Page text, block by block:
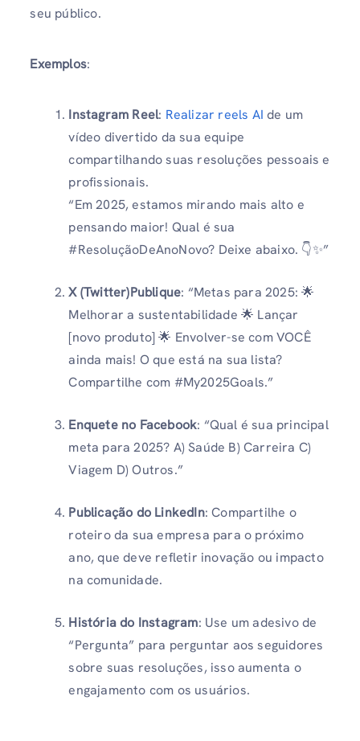
seu público.
Exemplos:
Instagram Reel: Realizar reels AI de um
vídeo divertido da sua equipe
compartilhando suas resoluções pessoais e
profissionais.
“Em 2025, estamos mirando mais alto e
pensando maior! Qual é sua
#ResoluçãoDeAnoNovo? Deixe abaixo. 👇✨”
X (Twitter)Publique: “Metas para 2025: 🌟
Melhorar a sustentabilidade 🌟 Lançar
[novo produto] 🌟 Envolver-se com VOCÊ
ainda mais! O que está na sua lista?
Compartilhe com #My2025Goals.”
Enquete no Facebook: “Qual é sua principal
meta para 2025? A) Saúde B) Carreira C)
Viagem D) Outros.”
Publicação do LinkedIn: Compartilhe o
roteiro da sua empresa para o próximo
ano, que deve refletir inovação ou impacto
na comunidade.
História do Instagram: Use um adesivo de
“Pergunta” para perguntar aos seguidores
sobre suas resoluções, isso aumenta o
engajamento com os usuários.